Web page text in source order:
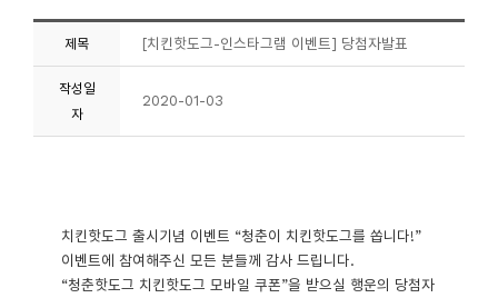
제목 [치킨핫도그-인스타그램 이벤트] 당첨자발표
작성일
자
2020-01-03
치킨핫도그 출시기념 이벤트 “청춘이 치킨핫도그를 쏩니다!”
이벤트에 참여해주신 모든 분들께 감사 드립니다.
“청춘핫도그 치킨핫도그 모바일 쿠폰”을 받으실 행운의 당첨자